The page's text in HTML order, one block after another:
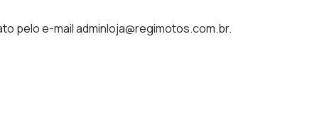
pelo e-mail adminloja@regimotos.com.br.